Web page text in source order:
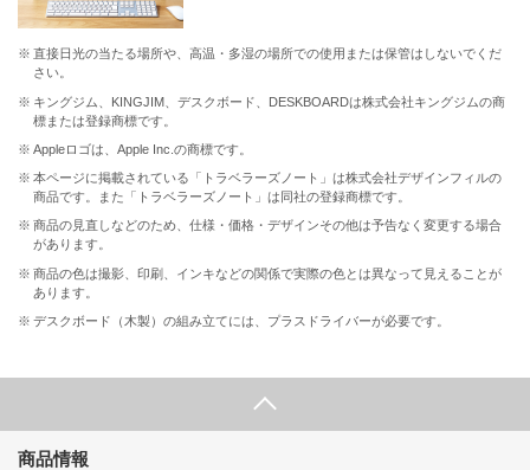
※ 直接日光の当たる場所や、高温・多湿の場所での使用または保管はしないでくだ
さい。
※ キングジム、KINGJIM、デスクボード、DESKBOARDは株式会社キングジムの商
標または登録商標です。
※ Appleロゴは、Apple Inc.の商標です。
※ 本ページに掲載されている「トラベラーズノート」は株式会社デザインフィルの
商品です。また「トラベラーズノート」は同社の登録商標です。
※ 商品の見直しなどのため、仕様・価格・デザインその他は予告なく変更する場合
があります。
※ 商品の色は撮影、印刷、インキなどの関係で実際の色とは異なって見えることが
あります。
※ デスクボード（木製）の組み立てには、プラスドライバーが必要です。
商品情報